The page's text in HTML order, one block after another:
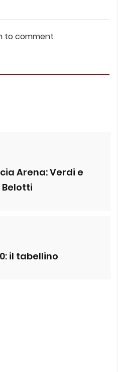
to comment
Arena: Verdi e
Belotti
il tabellino